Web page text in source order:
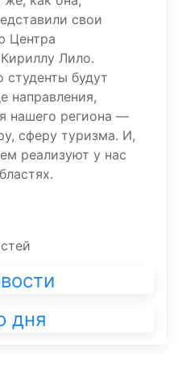
свои
Центра
Лило.
студенты будут
направления,
нашего региона —
сферу туризма. И,
реализуют у нас
дня